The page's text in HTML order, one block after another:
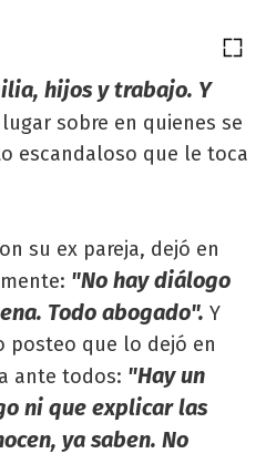
hijos y trabajo. Y
sobre en quienes se
escandaloso que le toca
su ex pareja, dejó en
"No hay diálogo
Todo abogado". Y
posteo que lo dejó en
ante todos: "Hay un
ni que explicar las
ya saben. No